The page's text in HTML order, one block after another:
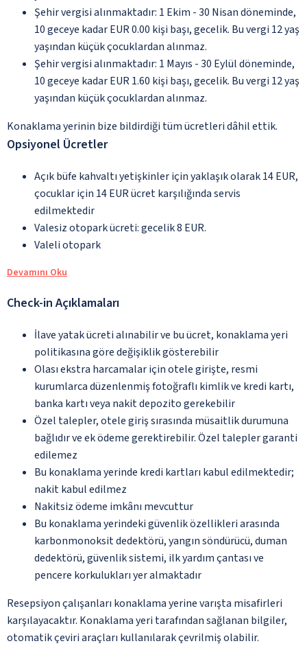
Şehir vergisi alınmaktadır: 1 Ekim - 30 Nisan döneminde,
10 geceye kadar EUR 0.00 kişi başı, gecelik. Bu vergi 12 yaş
yaşından küçük çocuklardan alınmaz.
Şehir vergisi alınmaktadır: 1 Mayıs - 30 Eylül döneminde,
10 geceye kadar EUR 1.60 kişi başı, gecelik. Bu vergi 12 yaş
yaşından küçük çocuklardan alınmaz.
Konaklama yerinin bize bildirdiği tüm ücretleri dâhil ettik.
Opsiyonel Ücretler
Açık büfe kahvaltı yetişkinler için yaklaşık olarak 14 EUR,
çocuklar için 14 EUR ücret karşılığında servis
edilmektedir
Valesiz otopark ücreti: gecelik 8 EUR.
Valeli otopark
Devamını Oku
Check-in Açıklamaları
İlave yatak ücreti alınabilir ve bu ücret, konaklama yeri
politikasına göre değişiklik gösterebilir
Olası ekstra harcamalar için otele girişte, resmi
kurumlarca düzenlenmiş fotoğraflı kimlik ve kredi kartı,
banka kartı veya nakit depozito gerekebilir
Özel talepler, otele giriş sırasında müsaitlik durumuna
bağlıdır ve ek ödeme gerektirebilir. Özel talepler garanti
edilemez
Bu konaklama yerinde kredi kartları kabul edilmektedir;
nakit kabul edilmez
Nakitsiz ödeme imkânı mevcuttur
Bu konaklama yerindeki güvenlik özellikleri arasında
karbonmonoksit dedektörü, yangın söndürücü, duman
dedektörü, güvenlik sistemi, ilk yardım çantası ve
pencere korkulukları yer almaktadır
Resepsiyon çalışanları konaklama yerine varışta misafirleri
karşılayacaktır. Konaklama yeri tarafından sağlanan bilgiler,
otomatik çeviri araçları kullanılarak çevrilmiş olabilir.